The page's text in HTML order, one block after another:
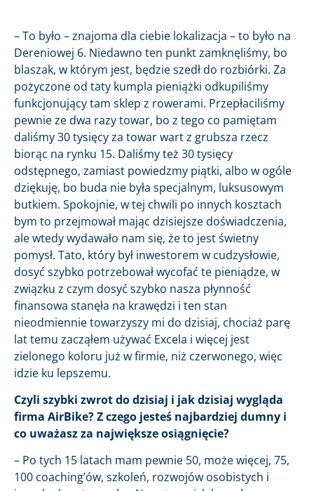
– To było – znajoma dla ciebie lokalizacja – to było na
Dereniowej 6. Niedawno ten punkt zamknęliśmy, bo
blaszak, w którym jest, będzie szedł do rozbiórki. Za
pożyczone od taty kumpla pieniążki odkupiliśmy
funkcjonujący tam sklep z rowerami. Przepłaciliśmy
pewnie ze dwa razy towar, bo z tego co pamiętam
daliśmy 30 tysięcy za towar wart z grubsza rzecz
biorąc na rynku 15. Daliśmy też 30 tysięcy
odstępnego, zamiast powiedzmy piątki, albo w ogóle
dziękuję, bo buda nie była specjalnym, luksusowym
butkiem. Spokojnie, w tej chwili po innych kosztach
bym to przejmował mając dzisiejsze doświadczenia,
ale wtedy wydawało nam się, że to jest świetny
pomysł. Tato, który był inwestorem w cudzysłowie,
dosyć szybko potrzebował wycofać te pieniądze, w
związku z czym dosyć szybko nasza płynność
finansowa stanęła na krawędzi i ten stan
nieodmiennie towarzyszy mi do dzisiaj, chociaż parę
lat temu zacząłem używać Excela i więcej jest
zielonego koloru już w firmie, niż czerwonego, więc
idzie ku lepszemu.
Czyli szybki zwrot do dzisiaj i jak dzisiaj wygląda
firma AirBike? Z czego jesteś najbardziej dumny i
co uważasz za największe osiągnięcie?
– Po tych 15 latach mam pewnie 50, może więcej, 75,
100 coaching’ów, szkoleń, rozwojów osobistych i